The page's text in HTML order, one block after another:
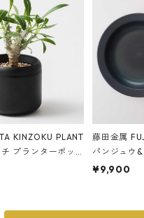
KINZOKU PLANT
プランターポッ
藤田金属
パンジュウ
m ガス火・
¥9,900